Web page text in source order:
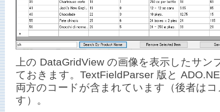
上の DataGridView の画像を表示したサン
ておきます。TextFieldParser 版と
両方のコードが含まれています（後者は
す）。